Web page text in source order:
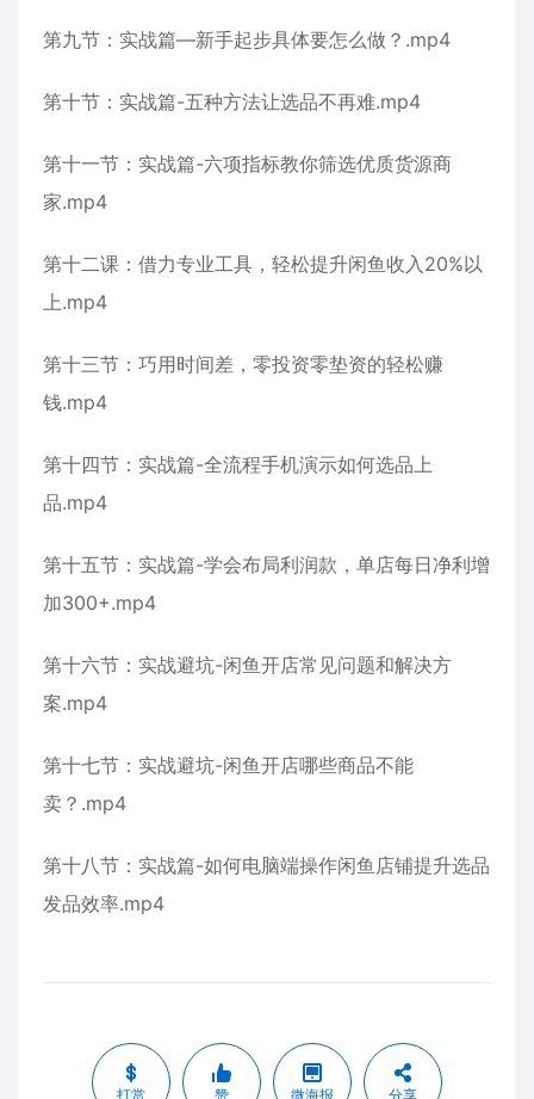
第九节：实战篇—新手起步具体要怎么做？.mp4
第十节：实战篇-五种方法让选品不再难.mp4
第十一节：实战篇-六项指标教你筛选优质货源商
家.mp4
第十二课：借力专业工具，轻松提升闲鱼收入20%以
上.mp4
第十三节：巧用时间差，零投资零垫资的轻松赚
钱.mp4
第十四节：实战篇-全流程手机演示如何选品上
品.mp4
第十五节：实战篇-学会布局利润款，单店每日净利增
加300+.mp4
第十六节：实战避坑-闲鱼开店常见问题和解决方
案.mp4
第十七节：实战避坑-闲鱼开店哪些商品不能
卖？.mp4
第十八节：实战篇-如何电脑端操作闲鱼店铺提升选品
发品效率.mp4
打赏 赞 微海报 分享